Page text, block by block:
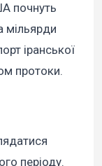
почнуть
мільярди
іранської
протоки.
періоду.